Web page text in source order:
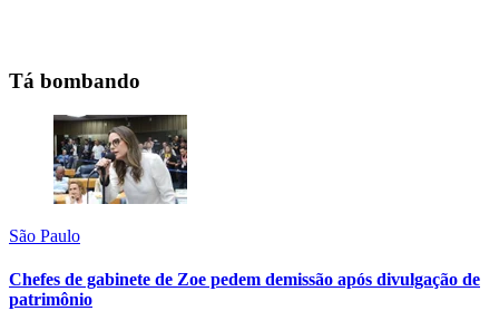
Tá bombando
São Paulo
Chefes de gabinete de Zoe pedem demissão após divulgação de
patrimônio